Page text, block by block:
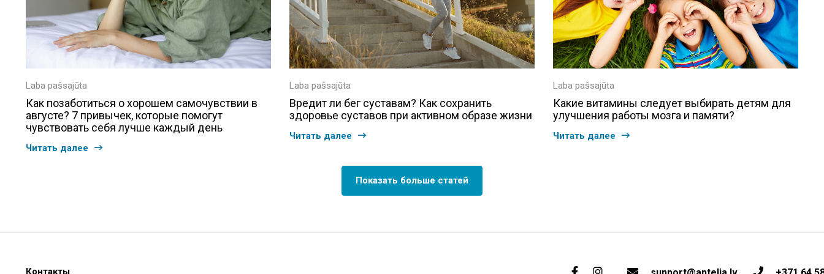
Laba pašsajūta
Как позаботиться о хорошем самочувствии в
августе? 7 привычек, которые помогут
чувствовать себя лучше каждый день
Читать далее
Laba pašsajūta
Вредит ли бег суставам? Как сохранить
здоровье суставов при активном образе жизни
Читать далее
Laba pašsajūta
Какие витамины следует выбирать детям для
улучшения работы мозга и памяти?
Читать далее
Показать больше статей
Контакты